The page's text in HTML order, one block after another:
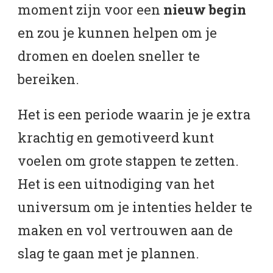
moment zijn voor een nieuw begin
en zou je kunnen helpen om je
dromen en doelen sneller te
bereiken.
Het is een periode waarin je je extra
krachtig en gemotiveerd kunt
voelen om grote stappen te zetten.
Het is een uitnodiging van het
universum om je intenties helder te
maken en vol vertrouwen aan de
slag te gaan met je plannen.